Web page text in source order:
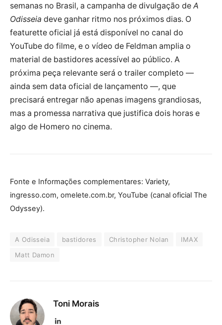
semanas no Brasil, a campanha de divulgação de A
Odisseia deve ganhar ritmo nos próximos dias. O
featurette oficial já está disponível no canal do
YouTube do filme, e o vídeo de Feldman amplia o
material de bastidores acessível ao público. A
próxima peça relevante será o trailer completo —
ainda sem data oficial de lançamento —, que
precisará entregar não apenas imagens grandiosas,
mas a promessa narrativa que justifica dois horas e
algo de Homero no cinema.
Fonte e Informações complementares: Variety,
ingresso.com, omelete.com.br, YouTube (canal oficial The
Odyssey).
A Odisseia bastidores Christopher Nolan
IMAX
Matt Damon
Toni Morais
LinkedIn